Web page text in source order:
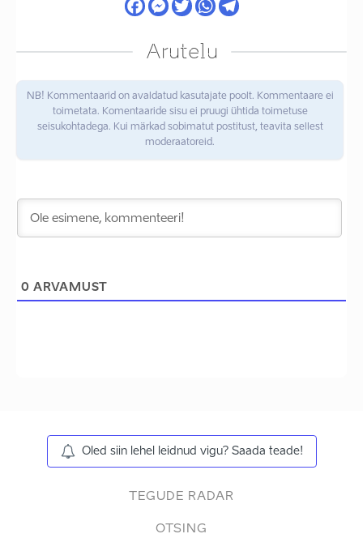
Arutelu
NB! Kommentaarid on avaldatud kasutajate poolt. Kommentaare ei
toimetata. Komentaaride sisu ei pruugi ühtida toimetuse
seisukohtadega. Kui märkad sobimatut postitust, teavita sellest
moderaatoreid.
0 ARVAMUST
Oled siin lehel leidnud vigu? Saada teade!
TEGUDE RADAR
OTSING